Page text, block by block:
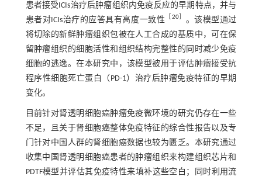
患者接受ICIs治疗后肿瘤组织内免疫反应的早期特点，并与
患者对ICIs治疗的应答具有高度一致性
［20］ 。该模型通过
将切除的新鲜肿瘤组织包被在人工合成的基质中，可在保
留肿瘤组织的细胞活性和组织结构完整性的同时减少免疫
细胞的逃逸。在本研究中，该模型被用于评估肿瘤接受抗
程序性细胞死亡蛋白（PD-1）治疗后肿瘤免疫特征的早期
变化。
目前针对肾透明细胞癌肿瘤免疫微环境的研究仍存在一些
不足，且关于肾细胞癌整体免疫特征的综合性报告以及专
门针对中国人群的肾细胞癌数据也较为匮乏。本研究通过
收集中国肾透明细胞癌患者的肿瘤组织来构建组织芯片和
PDTF模型并评估其免疫特性来填补这些空白；同时利用流